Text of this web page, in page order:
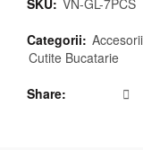
SKU: VN-GL-7PCS
Categorii:
Cutite Bucatarie
Share